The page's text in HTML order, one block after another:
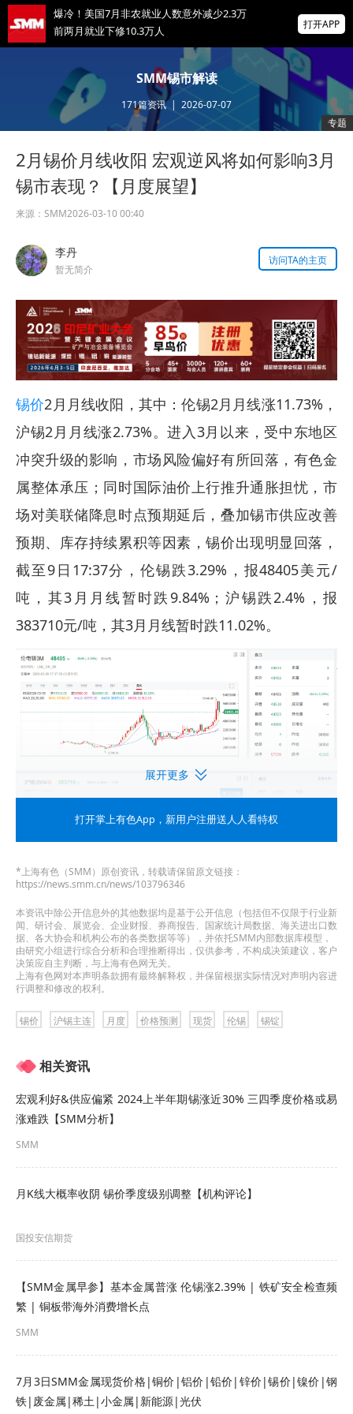
爆冷！美国7月非农就业人数意外减少2.3万
前两月就业下修10.3万人
非农爆冷打击加息预期，美股高开，光通信
概念股普涨，现货黄金突破4350
北京楼市新政：非京籍五环内社保满1年即可
购房 适度提高公积金最高贷款额度
掌上有色
打开APP
SMM锡市解读
171篇资讯| 2026-07-07
专题
2月锡价月线收阳 宏观逆风将如何影响3月
锡市表现？【月度展望】
来源： SMM2026-03-10 00:40
李丹
暂无简介
访问TA的主页
锡价2月月线收阳，其中：伦锡2月月线涨11.73%，
沪锡2月月线涨2.73%。进入3月以来，受中东地区
冲突升级的影响，市场风险偏好有所回落，有色金
属整体承压；同时国际油价上行推升通胀担忧，市
场对美联储降息时点预期延后，叠加锡市供应改善
预期、库存持续累积等因素，锡价出现明显回落，
截至9日17:37分，伦锡跌3.29%，报48405美元/
吨，其3月月线暂时跌9.84%；沪锡跌2.4%，报
383710元/吨，其3月月线暂时跌11.02%。
》点击查看SMM期货数据看板
现货方面
锡价2月涨8.34%3月以来已跌逾%
》查看SMM锡现货报价
》订购查看SMM金属现货历史价格
展开更多
打开掌上有色App ，新用户注册送人人看特权
*上海有色（SMM）原创资讯，转载请保留原文链接：
https://news.smm.cn/news/103796346
本资讯中除公开信息外的其他数据均是基于公开信息（包括但不仅限于行业新
闻、研讨会、展览会、企业财报、券商报告、国家统计局数据、海关进出口数
据、各大协会和机构公布的各类数据等等），并依托SMM内部数据库模型，
由研究小组进行综合分析和合理推断得出，仅供参考，不构成决策建议，客户
决策应自主判断，与上海有色网无关。
上海有色网对本声明条款拥有最终解释权，并保留根据实际情况对声明内容进
行调整和修改的权利。
锡价 沪锡主连 月度 价格预测 现货 伦锡 锡锭
相关资讯
宏观利好&供应偏紧 2024上半年期锡涨近30% 三四季度价格或易
涨难跌【SMM分析】
SMM
月K线大概率收阴 锡价季度级别调整【机构评论】
国投安信期货
【SMM金属早参】基本金属普涨 伦锡涨2.39% | 铁矿安全检查频
繁 | 铜板带海外消费增长点
SMM
7月3日SMM金属现货价格|铜价|铝价|铅价|锌价|锡价|镍价|钢
铁|废金属|稀土|小金属|新能源|光伏